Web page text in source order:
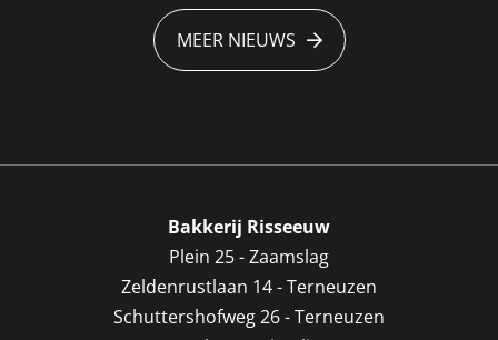
MEER NIEUWS
Bakkerij Risseeuw
Plein 25 - Zaamslag
Zeldenrustlaan 14 - Terneuzen
Schuttershofweg 26 - Terneuzen